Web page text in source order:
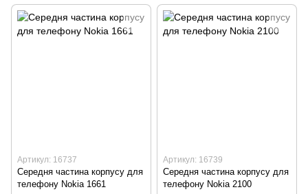
Артикул: 16737
Середня частина корпусу для
телефону Nokia 1661
Артикул: 16739
Середня частина корпусу для
телефону Nokia 2100